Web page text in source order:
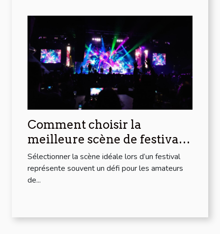
Comment choisir la
meilleure scène de festival
pour votre style musical ?
Sélectionner la scène idéale lors d’un festival
représente souvent un défi pour les amateurs
de...